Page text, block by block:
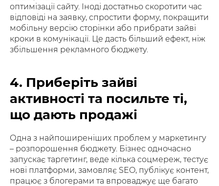
оптимізації сайту. Іноді достатньо скоротити час
відповіді на заявку, спростити форму, покращити
мобільну версію сторінки або прибрати зайві
кроки в комунікації. Це дасть більший ефект, ніж
збільшення рекламного бюджету.
4. Приберіть зайві
активності та посильте ті,
що дають продажі
Одна з найпоширеніших проблем у маркетингу
– розпорошення бюджету. Бізнес одночасно
запускає таргетинг, веде кілька соцмереж, тестує
нові платформи, замовляє SEO, публікує контент,
працює з блогерами та впроваджує ще багато